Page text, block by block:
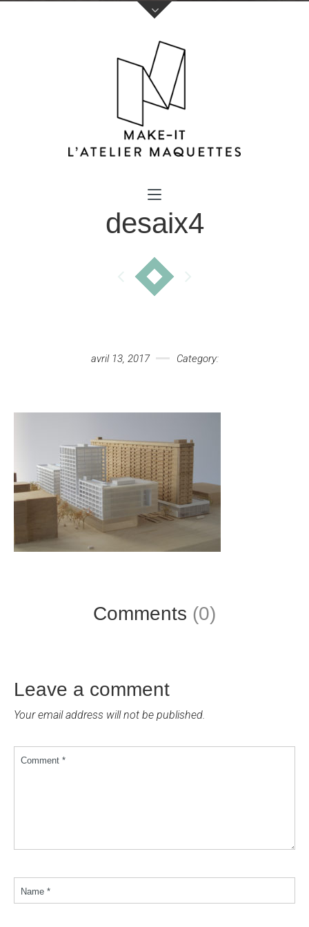
Votre nom (obligatoire)
Votre e-mail (obligatoire)desaix4
avril 13, 2017 Category:
Comments (0)
Leave a comment
Your email address will not be published.
Comment *
Name *